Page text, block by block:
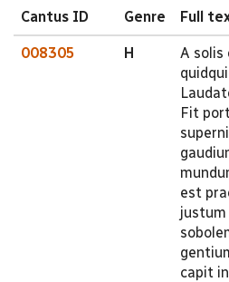
Cantus ID Genre Full
008305 H
A solis
Fit
est
capit